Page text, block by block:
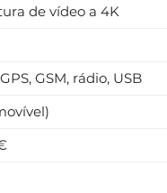
de vídeo a 4K
GSM, rádio, USB